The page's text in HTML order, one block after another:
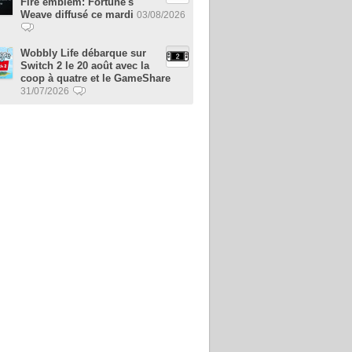
Weave diffusé ce mardi 03/08/2026
Wobbly Life débarque sur
Switch 2 le 20 août avec la
coop à quatre et le GameShare
31/07/2026